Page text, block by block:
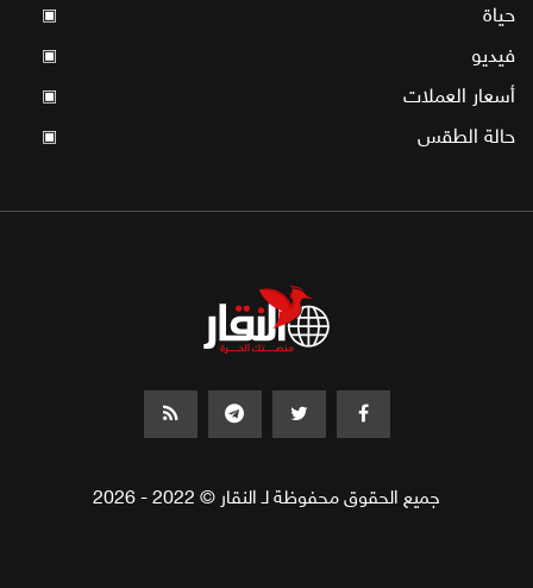
حياة ▣
فيديو ▣
أسعار العملات ▣
حالة الطقس ▣
جميع الحقوق محفوظة لـ النقار © 2022 - 2026